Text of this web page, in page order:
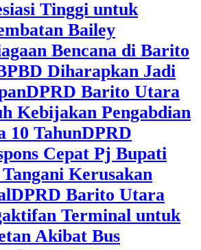
Tinggi untuk
Bailey
Bencana di Barito
Diharapkan Jadi
DPRD Barito Utara
Kebijakan Pengabdian
10 TahunDPRD
Cepat Pj Bupati
Kerusakan
DPRD Barito Utara
Terminal untuk
Akibat Bus